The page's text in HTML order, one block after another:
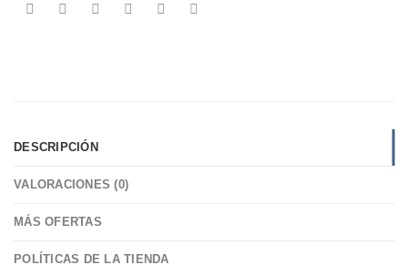
DESCRIPCIÓN
VALORACIONES (0)
MÁS OFERTAS
POLÍTICAS DE LA TIENDA